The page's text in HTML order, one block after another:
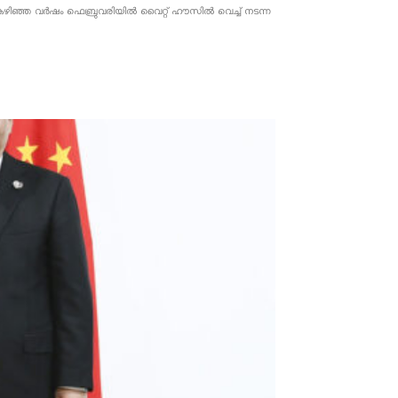
വർഷം ഫെബ്രുവരിയിൽ വൈറ്റ് ഹൗസിൽ വെച്ച് നടന്ന